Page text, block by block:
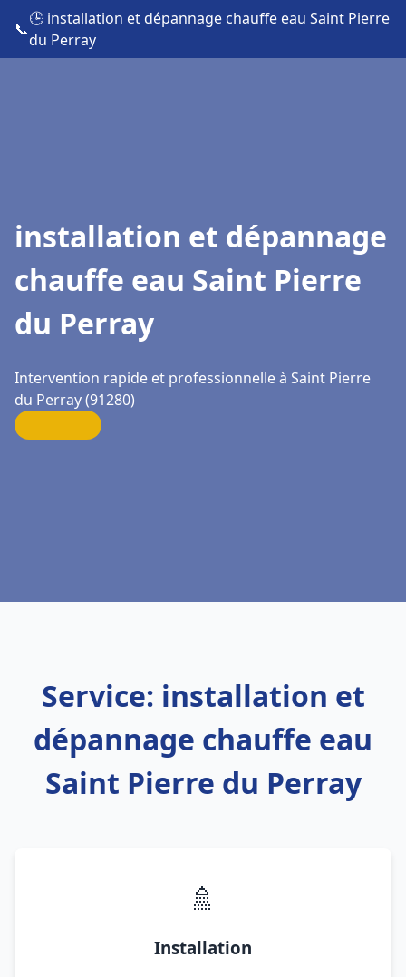
📞
🕒 installation et dépannage chauffe eau Saint Pierre
du Perray
installation et dépannage
chauffe eau Saint Pierre
du Perray
Intervention rapide et professionnelle à Saint Pierre
du Perray (91280)
Service: installation et
dépannage chauffe eau
Saint Pierre du Perray
🚿
Installation